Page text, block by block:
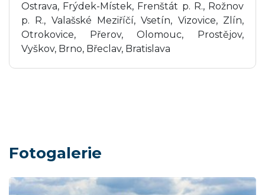
Ostrava, Frýdek-Místek, Frenštát p. R., Rožnov
p. R., Valašské Meziříčí, Vsetín, Vizovice, Zlín,
Otrokovice, Přerov, Olomouc, Prostějov,
Vyškov, Brno, Břeclav, Bratislava
Fotogalerie